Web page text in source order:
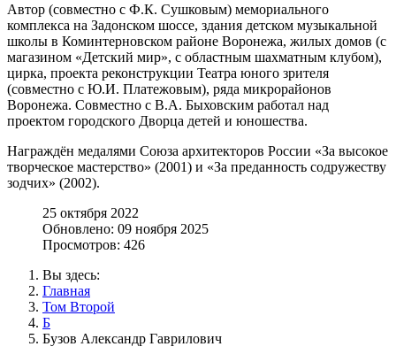
Автор (совместно с Ф.К. Сушковым) мемориального
комплекса на Задонском шоссе, здания детском музыкальной
школы в Коминтерновском районе Воронежа, жилых домов (с
магазином «Детский мир», с областным шахматным клубом),
цирка, проекта реконструкции Театра юного зрителя
(совместно с Ю.И. Платежовым), ряда микрорайонов
Воронежа. Совместно с В.А. Быховским работал над
проектом городского Дворца детей и юношества.
Награждён медалями Союза архитекторов России «За высокое
творческое мастерство» (2001) и «За преданность содружеству
зодчих» (2002).
25 октября 2022
Обновлено: 09 ноября 2025
Просмотров: 426
Вы здесь:
Главная
Том Второй
Б
Бузов Александр Гаврилович